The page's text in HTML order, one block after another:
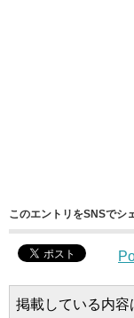
このエントリをSNSでシ
掲載している内